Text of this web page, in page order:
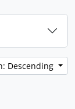
Descending